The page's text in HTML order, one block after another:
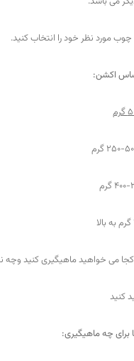
مورد نظر خود را انتخاب کنید.
اکشن:
می خواهید ماهیگیری کنید وچه
کنید
چه ماهیگیری: